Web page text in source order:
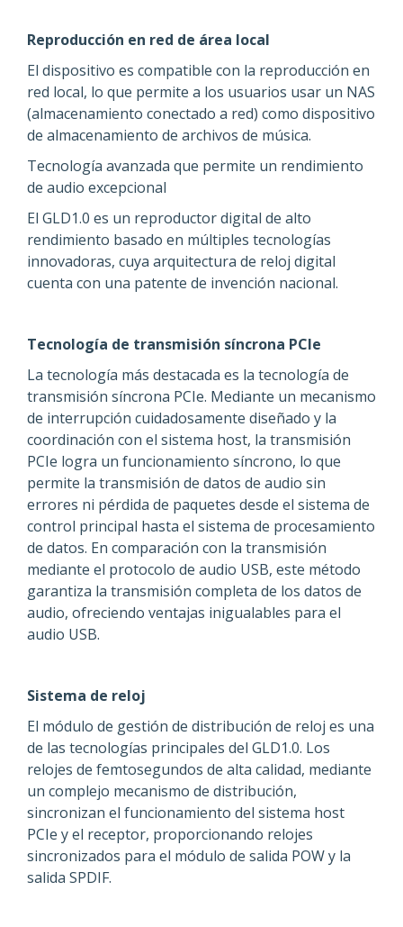
Reproducción en red de área local
El dispositivo es compatible con la reproducción en
red local, lo que permite a los usuarios usar un NAS
(almacenamiento conectado a red) como dispositivo
de almacenamiento de archivos de música.
Tecnología avanzada que permite un rendimiento
de audio excepcional
El GLD1.0 es un reproductor digital de alto
rendimiento basado en múltiples tecnologías
innovadoras, cuya arquitectura de reloj digital
cuenta con una patente de invención nacional.
Tecnología de transmisión síncrona PCIe
La tecnología más destacada es la tecnología de
transmisión síncrona PCIe. Mediante un mecanismo
de interrupción cuidadosamente diseñado y la
coordinación con el sistema host, la transmisión
PCIe logra un funcionamiento síncrono, lo que
permite la transmisión de datos de audio sin
errores ni pérdida de paquetes desde el sistema de
control principal hasta el sistema de procesamiento
de datos. En comparación con la transmisión
mediante el protocolo de audio USB, este método
garantiza la transmisión completa de los datos de
audio, ofreciendo ventajas inigualables para el
audio USB.
Sistema de reloj
El módulo de gestión de distribución de reloj es una
de las tecnologías principales del GLD1.0. Los
relojes de femtosegundos de alta calidad, mediante
un complejo mecanismo de distribución,
sincronizan el funcionamiento del sistema host
PCIe y el receptor, proporcionando relojes
sincronizados para el módulo de salida POW y la
salida SPDIF.